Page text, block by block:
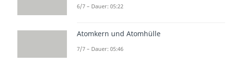
6/7 – Dauer: 05:22
Atomkern und Atomhülle
7/7 – Dauer: 05:46